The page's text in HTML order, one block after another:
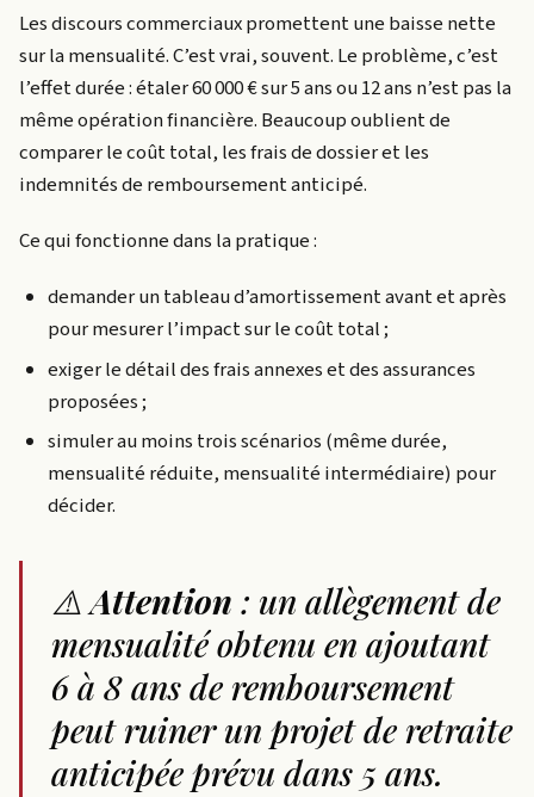
Les discours commerciaux promettent une baisse nette
sur la mensualité. C’est vrai, souvent. Le problème, c’est
l’effet durée : étaler 60 000 € sur 5 ans ou 12 ans n’est pas la
même opération financière. Beaucoup oublient de
comparer le coût total, les frais de dossier et les
indemnités de remboursement anticipé.
Ce qui fonctionne dans la pratique :
demander un tableau d’amortissement avant et après
pour mesurer l’impact sur le coût total ;
exiger le détail des frais annexes et des assurances
proposées ;
simuler au moins trois scénarios (même durée,
mensualité réduite, mensualité intermédiaire) pour
décider.
⚠️Attention : un allègement de
mensualité obtenu en ajoutant
6 à 8 ans de remboursement
peut ruiner un projet de retraite
anticipée prévu dans 5 ans.